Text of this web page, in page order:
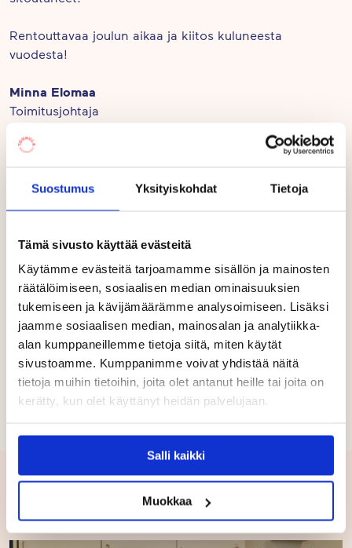
Suostumus Yksityiskohdat Tietoja
Tämä sivusto käyttää evästeitä
Käytämme evästeitä tarjoamamme sisällön ja mainosten
räätälöimiseen, sosiaalisen median ominaisuuksien
tukemiseen ja kävijämäärämme analysoimiseen. Lisäksi
jaamme sosiaalisen median, mainosalan ja analytiikka-
alan kumppaneillemme tietoja siitä, miten käytät
sivustoamme. Kumppanimme voivat yhdistää näitä
tietoja muihin tietoihin, joita olet antanut heille tai joita on
kerätty, kun olet käyttänyt heidän palvelujaan.
Salli kaikki
Muokkaa
Rentouttavaa joulun aikaa ja kiitos kuluneesta
vuodesta!
Minna Elomaa
Toimitusjohtaja
lounas -kampanjaan, jossa toimitetaan Venner-
Samankaltaisia postauksia
UUTISET